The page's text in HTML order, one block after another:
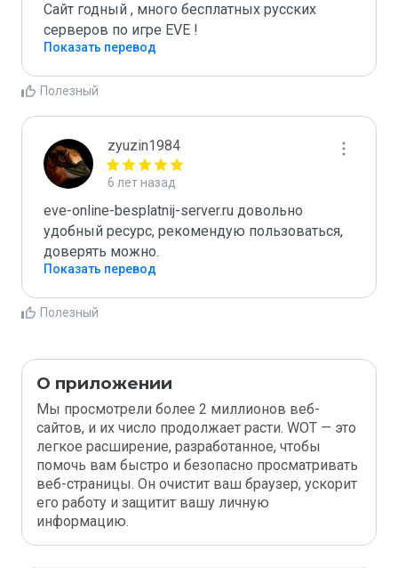
Сайт годный , много бесплатных русских
серверов по игре EVE !
Показать перевод
Полезный
zyuzin1984
6 лет назад
eve-online-besplatnij-server.ru довольно
удобный ресурс, рекомендую пользоваться,
доверять можно.
Показать перевод
Полезный
О приложении
Мы просмотрели более 2 миллионов веб-
сайтов, и их число продолжает расти. WOT — это
легкое расширение, разработанное, чтобы
помочь вам быстро и безопасно просматривать
веб-страницы. Он очистит ваш браузер, ускорит
его работу и защитит вашу личную
информацию.